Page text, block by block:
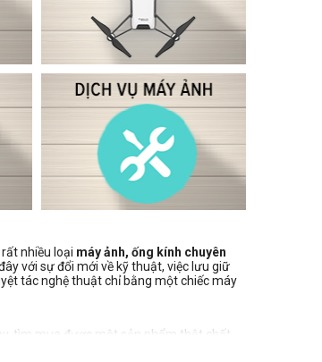
nhiều loại máy ảnh, ống kính chuyên
với sự đổi mới về kỹ thuật, việc lưu giữ
tác nghệ thuật chỉ bằng một chiếc máy
tìm mua được một sản phẩm thật chất
nhiều người tiêu dùng bình chọn.